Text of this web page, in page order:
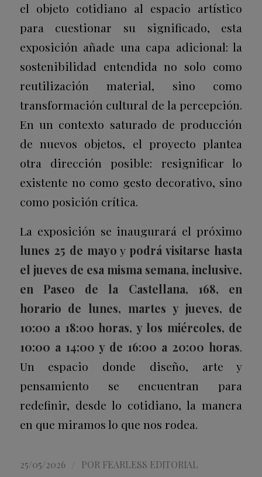
el objeto cotidiano al espacio artístico
para cuestionar su significado, esta
exposición añade una capa adicional: la
sostenibilidad entendida no solo como
reutilización material, sino como
transformación cultural de la percepción.
En un contexto saturado de producción
de nuevos objetos, el proyecto plantea
otra dirección posible: resignificar lo
existente no como gesto decorativo, sino
como posición crítica.
La exposición se inaugurará el próximo
lunes 25 de mayo y podrá visitarse hasta
el jueves de esa misma semana, inclusive,
en Paseo de la Castellana, 168, en
horario de lunes, martes y jueves, de
10:00 a 18:00 horas, y los miércoles, de
10:00 a 14:00 y de 16:00 a 20:00 horas.
Un espacio donde diseño, arte y
pensamiento se encuentran para
redefinir, desde lo cotidiano, la manera
en que miramos lo que nos rodea.
25/05/2026 POR FEARLESS EDITORIAL